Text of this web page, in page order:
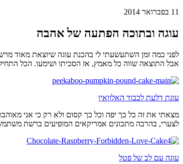
11 בפברואר 2014
עוגה ובתוכה הפתעה של אהבה
לפני כמה זמן השתעשעתי לי בהכנת עוגה שיוצאת מאוד
אבל התוצאה שווה כל מאמץ, אז הסכיתו ושימעו. הכל
עוגת דלעת לכבוד האלוואין
מצאתי את זה כל כך יפה וכל כך קסום ולא רק כי אני
לצערי, בהרבה מתכונים אמריקאים המופיעים ברשת
עוגה עם לב של פטל